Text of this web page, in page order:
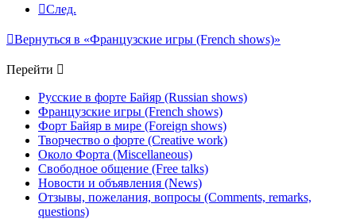
След.
Вернуться в «Французские игры (French shows)»
Перейти
Русские в форте Байяр (Russian shows)
Французские игры (French shows)
Форт Байяр в мире (Foreign shows)
Творчество о форте (Creative work)
Около Форта (Miscellaneous)
Свободное общение (Free talks)
Новости и объявления (News)
Отзывы, пожелания, вопросы (Comments, remarks,
questions)